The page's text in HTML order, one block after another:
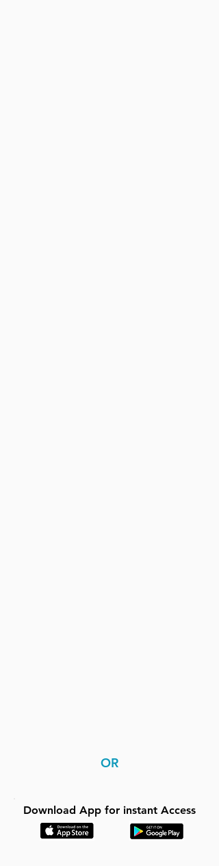
OR
Download App for instant Access